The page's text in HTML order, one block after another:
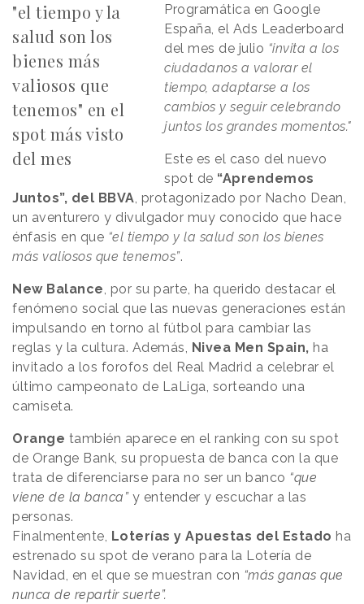
"el tiempo y la
salud son los
bienes más
valiosos que
tenemos" en el
spot más visto
del mes
Programática en Google
España, el Ads Leaderboard
del mes de julio “invita a los
ciudadanos a valorar el
tiempo, adaptarse a los
cambios y seguir celebrando
juntos los grandes momentos."
Este es el caso del nuevo
spot de “Aprendemos
Juntos”, del BBVA, protagonizado por Nacho Dean,
un aventurero y divulgador muy conocido que hace
énfasis en que “el tiempo y la salud son los bienes
más valiosos que tenemos”.
New Balance, por su parte, ha querido destacar el
fenómeno social que las nuevas generaciones están
impulsando en torno al fútbol para cambiar las
reglas y la cultura. Además, Nivea Men Spain, ha
invitado a los forofos del Real Madrid a celebrar el
último campeonato de LaLiga, sorteando una
camiseta.
Orange también aparece en el ranking con su spot
de Orange Bank, su propuesta de banca con la que
trata de diferenciarse para no ser un banco “que
viene de la banca”y entender y escuchar a las
personas.
Finalmentente, Loterías y Apuestas del Estado ha
estrenado su spot de verano para la Lotería de
Navidad, en el que se muestran con “más ganas que
nunca de repartir suerte”.